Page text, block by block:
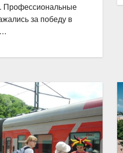
Профессиональные
за победу в